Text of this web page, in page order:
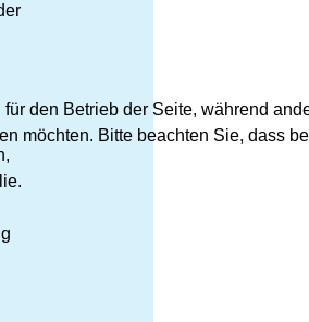
den Betrieb der Seite, während
möchten. Bitte beachten Sie, dass